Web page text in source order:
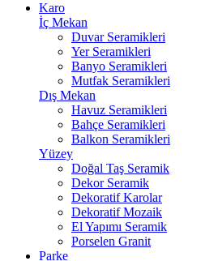
Karo
İç Mekan
Duvar Seramikleri
Yer Seramikleri
Banyo Seramikleri
Mutfak Seramikleri
Dış Mekan
Havuz Seramikleri
Bahçe Seramikleri
Balkon Seramikleri
Yüzey
Doğal Taş Seramik
Dekor Seramik
Dekoratif Karolar
Dekoratif Mozaik
El Yapımı Seramik
Porselen Granit
Parke